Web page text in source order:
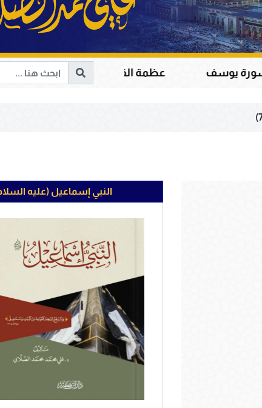
عظمة القرآن الكريم في هداية القلوب وإصلاح
النبي إسماعيل (عليه